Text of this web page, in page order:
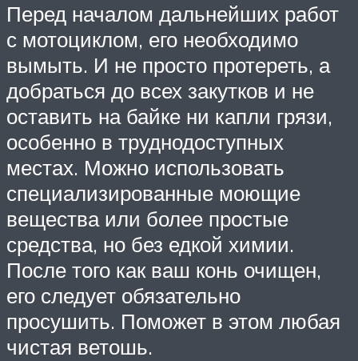
Перед началом дальнейших работ
с мотоциклом, его необходимо
вымыть. И не просто протереть, а
добраться до всех закутков и не
оставить на байке ни капли грязи,
особенно в труднодоступных
местах. Можно использовать
специализированные моющие
вещества или более простые
средства, но без едкой химии.
После того как ваш конь очищен,
его следует обязательно
просушить. Поможет в этом любая
чистая ветошь.